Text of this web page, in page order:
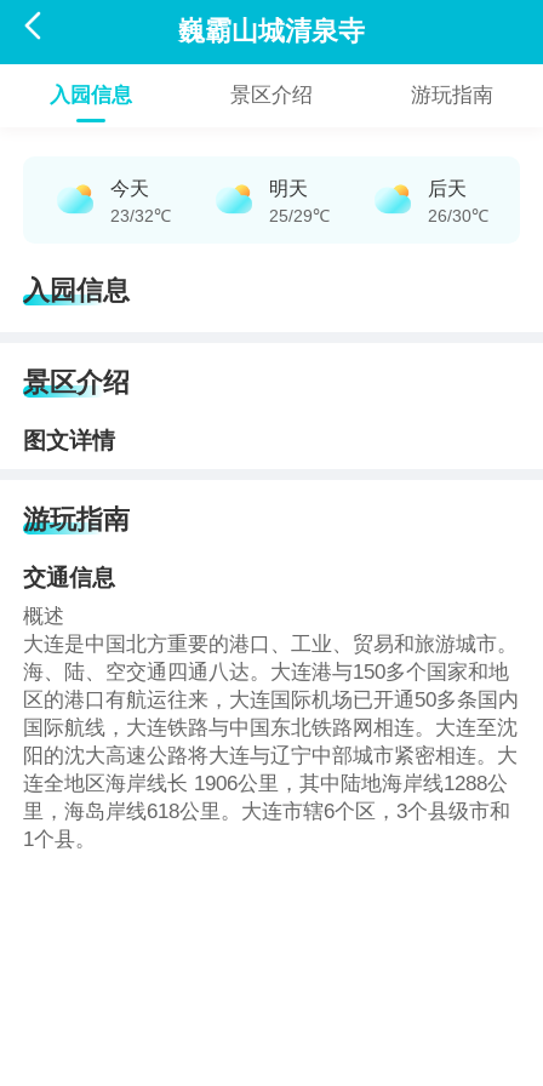
 巍霸山城清泉寺
入园信息 景区介绍 游玩指南
今天
23/32℃
明天
25/29℃
后天
26/30℃
入园信息
景区介绍
图文详情
游玩指南
交通信息
概述
大连是中国北方重要的港口、工业、贸易和旅游城市。
海、陆、空交通四通八达。大连港与150多个国家和地
区的港口有航运往来，大连国际机场已开通50多条国内
国际航线，大连铁路与中国东北铁路网相连。大连至沈
阳的沈大高速公路将大连与辽宁中部城市紧密相连。大
连全地区海岸线长 1906公里，其中陆地海岸线1288公
里，海岛岸线618公里。大连市辖6个区，3个县级市和
1个县。